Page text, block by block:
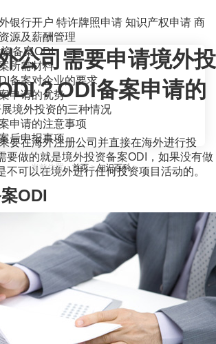
银行开户 特许牌照申请 知识产权申请 商
源及薪酬管理
当前位置：首页>知识百科>
公司需要申请境外投
？ODI备案申请的
要在海外注册公司并直接在海外进行投
要做的就是境外投资备案ODI，如果没有做
不可以在境外进行任何投资项目活动的。
备案ODI
所需材料
备案对企业的要求
申请的优势
境外投资的三种情况
申请的注意事项
后申报事项
ODI